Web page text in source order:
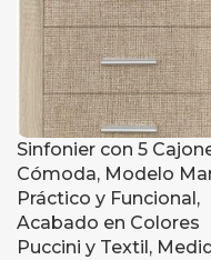
Sinfonier con 5
Cómoda, Modelo
Práctico y Funcional,
Acabado en Colores
Puccini y Textil,